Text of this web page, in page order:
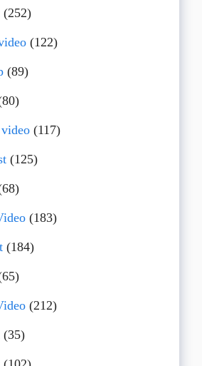
(252)
(122)
(89)
(117)
(125)
(183)
(184)
(212)
(35)